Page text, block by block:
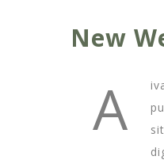
New
A